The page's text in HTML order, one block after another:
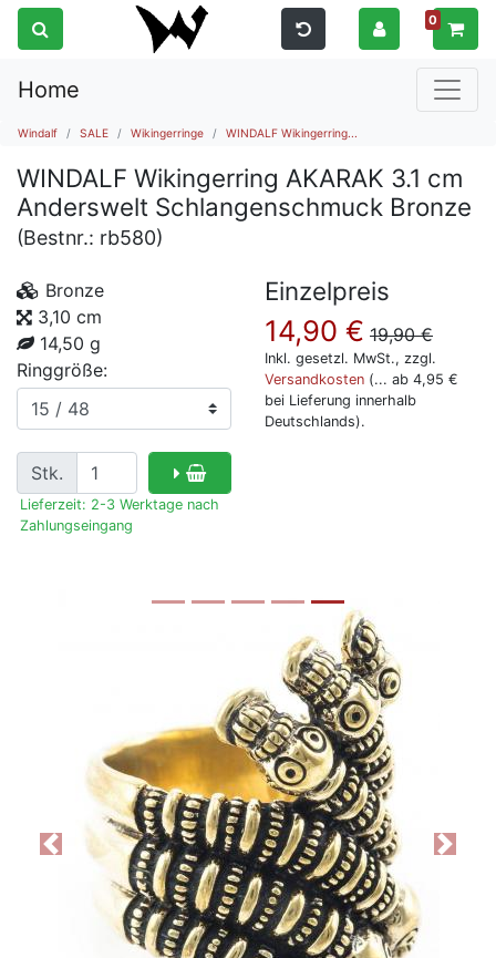
0
Home
Windalf SALE Wikingerringe WINDALF Wikingerring...
WINDALF Wikingerring AKARAK 3.1 cm
Anderswelt Schlangenschmuck Bronze
(Bestnr.: rb580)
Bronze
3,10 cm
14,50 g
Ringgröße:
Stk.
Lieferzeit: 2-3 Werktage nach
Zahlungseingang
Einzelpreis
14,90 € 19,90€
Inkl. gesetzl. MwSt., zzgl.
Versandkosten (... ab 4,95 €
bei Lieferung innerhalb
Deutschlands).
Previous Next